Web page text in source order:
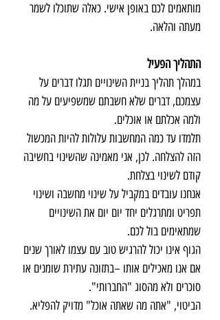
מותאמים לכם באופן אישי. כאלה שתוכלו לשמר
מעתה והלאה.
התהליך הפעיל
במהלך תהליך בניית השינויים תגלו דברים על
עצמכם, דברים שלא חשבתם שמשפיעים על מה
ולמה אכלתם או אוכלים.
תלמדו עד כמה המחשבות עלולות להיות המכשול
הזה להצלחה. לכן, אני מאמינה שהשינוי בחשיבה
קודם לשינוי בצלחת.
אנחנו עובדים במקביל על שינוי מחשבה ושינוי
תפריט ומתרגלים יחד יום יום את השינויים
שמתאימים בול לכם.
הגוף אינו יכול להרגיש טוב עם עצמו לאורך שנים
אם אנו מאכילים אותו –בתזונה עתירת שומנים או
סוכרים ולא מהסוג "החברותי".
הביטוי, "אתה מה שאתה אוכל" מדויק להפליא.